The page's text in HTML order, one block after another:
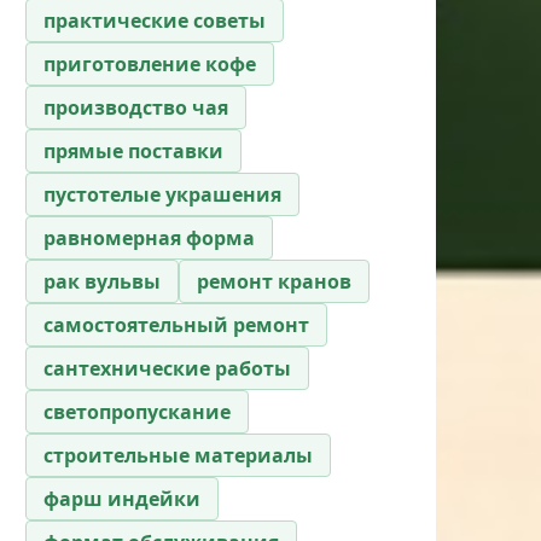
практические советы
приготовление кофе
производство чая
прямые поставки
пустотелые украшения
равномерная форма
рак вульвы
ремонт кранов
самостоятельный ремонт
сантехнические работы
светопропускание
строительные материалы
фарш индейки